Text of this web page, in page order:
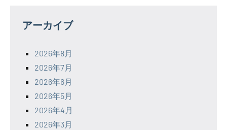
アーカイブ
2026年8月
2026年7月
2026年6月
2026年5月
2026年4月
2026年3月